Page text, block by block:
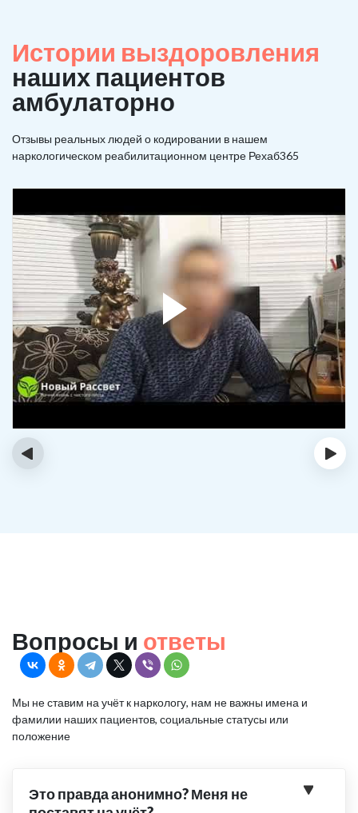
Истории выздоровления
наших пациентов
амбулаторно
Отзывы реальных людей о кодировании в нашем
наркологическом реабилитационном центре Рехаб365
‹ ›
Вопросы и ответы
Мы не ставим на учёт к наркологу, нам не важны имена и
фамилии наших пациентов, социальные статусы или
положение
Это правда анонимно? Меня не